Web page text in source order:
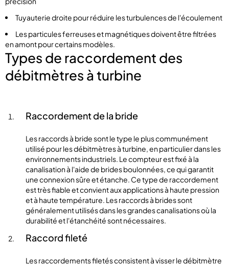
Tuyauterie droite pour réduire les turbulences de l'écoulement
Les particules ferreuses et magnétiques doivent être filtrées
en amont pour certains modèles.
Types de raccordement des
débitmètres à turbine
Raccordement de la bride
Les raccords à bride sont le type le plus communément
utilisé pour les débitmètres à turbine, en particulier dans les
environnements industriels. Le compteur est fixé à la
canalisation à l'aide de brides boulonnées, ce qui garantit
une connexion sûre et étanche. Ce type de raccordement
est très fiable et convient aux applications à haute pression
et à haute température. Les raccords à brides sont
généralement utilisés dans les grandes canalisations où la
durabilité et l'étanchéité sont nécessaires.
Raccord fileté
Les raccordements filetés consistent à visser le débitmètre